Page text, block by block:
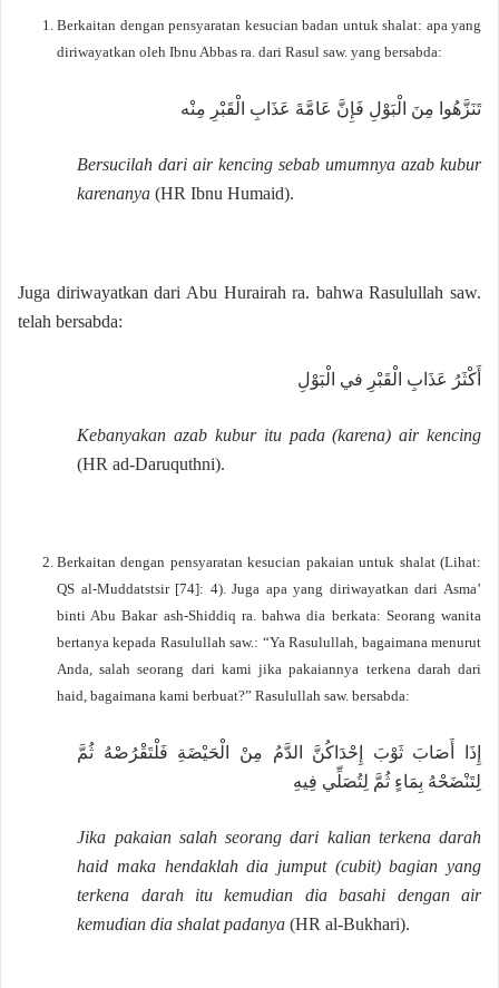
Berkaitan dengan pensyaratan kesucian badan untuk shalat: apa yang
diriwayatkan oleh Ibnu Abbas ra. dari Rasul saw. yang bersabda:
تَنَزَّهُوا مِنَ الْبَوْلِ فَإِنَّ عَامَّةَ عَذَابِ الْقَبْرِ مِنْه
Bersucilah dari air kencing sebab umumnya azab kubur
karenanya (HR Ibnu Humaid).
Juga diriwayatkan dari Abu Hurairah ra. bahwa Rasulullah saw.
telah bersabda:
أَكْثَرُ عَذَابِ الْقَبْرِ في الْبَوْلِ
Kebanyakan azab kubur itu pada (karena) air kencing
(HR ad-Daruquthni).
Berkaitan dengan pensyaratan kesucian pakaian untuk shalat (Lihat:
QS al-Muddatstsir [74]: 4). Juga apa yang diriwayatkan dari Asma’
binti Abu Bakar ash-Shiddiq ra. bahwa dia berkata: Seorang wanita
bertanya kepada Rasulullah saw.: “Ya Rasulullah, bagaimana menurut
Anda, salah seorang dari kami jika pakaiannya terkena darah dari
haid, bagaimana kami berbuat?” Rasulullah saw. bersabda:
إِذَا أَصَابَ ثَوْبَ إِحْدَاكُنَّ الدَّمُ مِنْ الْحَيْضَةِ فَلْتَقْرُصْهُ ثُمَّ
لِتَنْضَحْهُ بِمَاءٍ ثُمَّ لِتُصَلِّي فِيهِ
Jika pakaian salah seorang dari kalian terkena darah
haid maka hendaklah dia jumput (cubit) bagian yang
terkena darah itu kemudian dia basahi dengan air
kemudian dia shalat padanya(HR al-Bukhari).